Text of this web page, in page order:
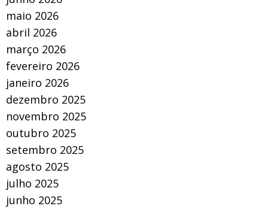
maio 2026
abril 2026
março 2026
fevereiro 2026
janeiro 2026
dezembro 2025
novembro 2025
outubro 2025
setembro 2025
agosto 2025
julho 2025
junho 2025